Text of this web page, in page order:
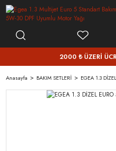
2000 ₺ ÜZERİ
Anasayfa BAKIM SETLERİ EGEA 1.3